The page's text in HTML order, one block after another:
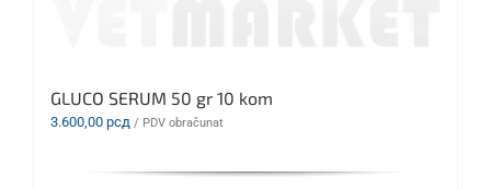
GLUCO SERUM 50 gr 10 kom
3.600,00 рсд / PDV obračunat